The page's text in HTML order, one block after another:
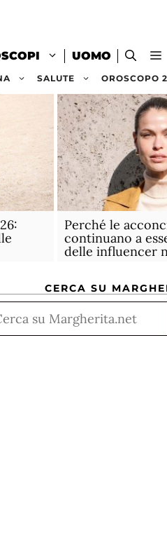
UOMO
SALUTE OROSCOPO
Perché le
continuano a
delle influencer
CERCA SU